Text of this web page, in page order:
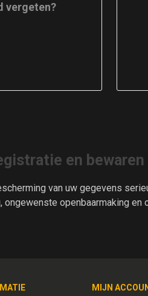
vergeten?
en
van uw gegevens
ongewenste openbaarmaking
MIJN